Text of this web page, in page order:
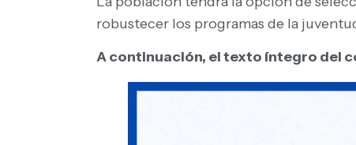
robustecer los programas de la
A continuación, el texto íntegro del